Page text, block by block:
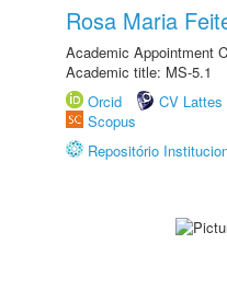
Rosa Maria
Academic Appointment
Academic title: MS-5.1
Orcid
CV Lattes
Scopus
Repositório